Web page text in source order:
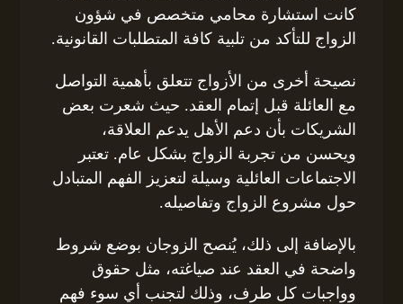
كانت استشارة محامي متخصص في شؤون
الزواج للتأكد من تلبية كافة المتطلبات القانونية.
نصيحة أخرى من الأزواج تتعلق بأهمية التواصل
مع العائلة قبل إتمام العقد. حيث شعرت بعض
الشريكات بأن دعم الأهل يدعم العلاقة،
ويحسن من تجربة الزواج بشكل عام. تعتبر
الاجتماعات العائلية وسيلة لتعزيز الفهم المتبادل
حول مشروع الزواج وتفاصيله.
بالإضافة إلى ذلك، يُنصح الزوجان بوضع شروط
واضحة في العقد عند صياغته، مثل حقوق
وواجبات كل طرف، وذلك لتجنب أي سوء فهم